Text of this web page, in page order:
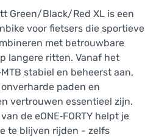
Green/Black/Red XL is een
voor fietsers die sportieve
met betrouwbare
langere ritten. Vanaf het
stabiel en beheerst aan,
paden en
vertrouwen essentieel zijn.
de eONE‑FORTY helpt je
te blijven rijden - zelfs